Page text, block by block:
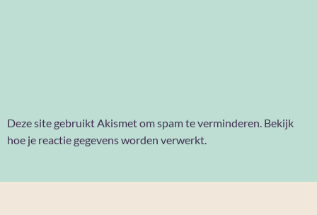
Deze site gebruikt Akismet om spam te verminderen. Bekijk
hoe je reactie gegevens worden verwerkt